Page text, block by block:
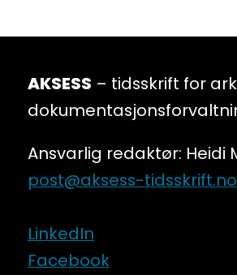
AKSESS – tidsskrift for
Ansvarlig redaktør: Heidi
post@aksess-tidsskrift.no
LinkedIn
Facebook